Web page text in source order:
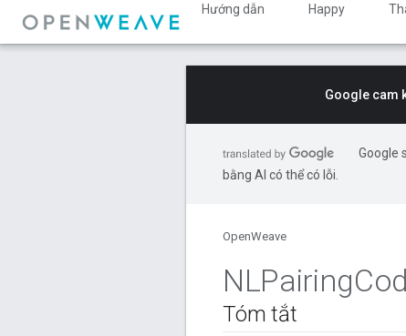
Hướng dẫn Happy
Google cam
Google
bằng AI có thể có lỗi.
OpenWeave
NLPairing
Tóm tắt